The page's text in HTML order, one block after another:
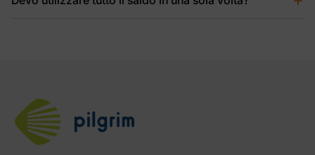
prenotazione futura entro il periodo di validità della carta.